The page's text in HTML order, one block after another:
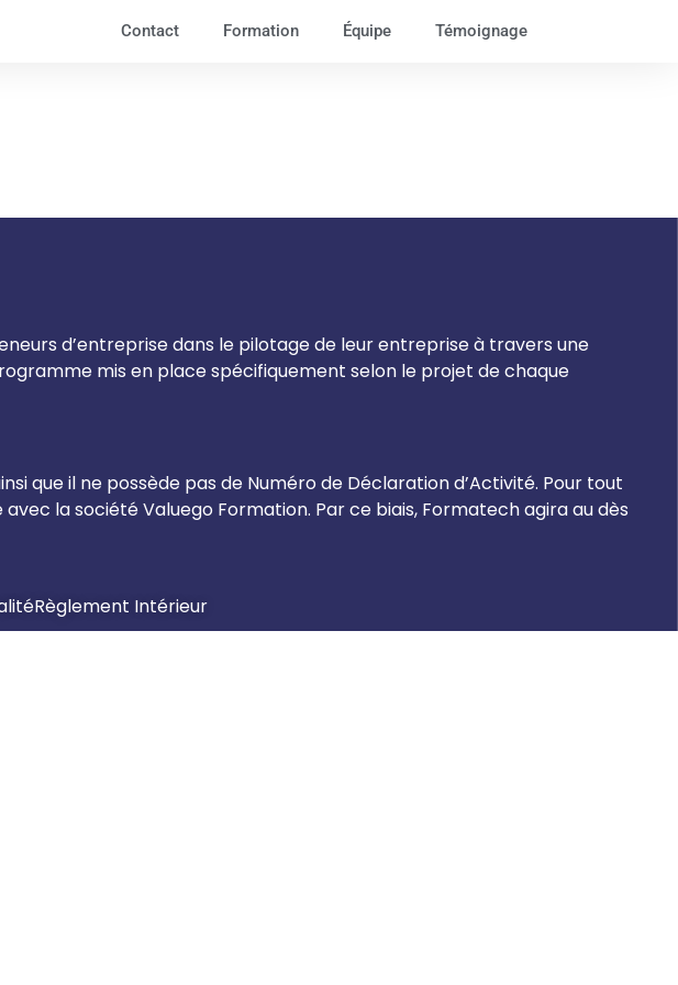
Contact Formation Équipe Témoignage
d’entreprise dans le pilotage de leur entreprise à travers une
mis en place spécifiquement selon le projet de chaque
que il ne possède pas de Numéro de Déclaration d’Activité. Pour tout
la société Valuego Formation. Par ce biais, Formatech agira au dès
Règlement Intérieur